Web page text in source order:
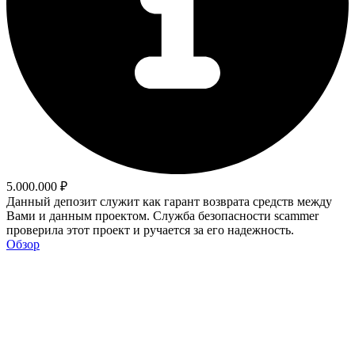
5.000.000 ₽
Данный депозит служит как гарант возврата средств между
Вами и данным проектом. Служба безопасности scammer
проверила этот проект и ручается за его надежность.
Обзор